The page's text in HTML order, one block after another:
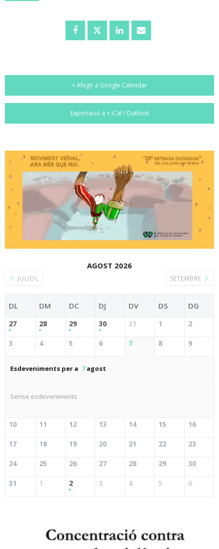
+ Afegir a Google Calendar
Exportació a + iCal / Outlook
JULIOL
AGOST 2026
SETEMBRE
DL DM DC DJ DV DS DG
27 28 29 30 31 1 2
3 4 5 6 7 8 9
Esdeveniments per a 7agost
Sense esdeveniments
10 11 12 13 14 15 16
17 18 19 20 21 22 23
24 25 26 27 28 29 30
31 1 2 3 4 5 6